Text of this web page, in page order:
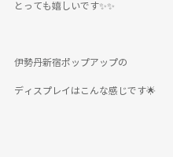
とっても嬉しいです✨✨
伊勢丹新宿ポップアップの
ディスプレイはこんな感じです🌟